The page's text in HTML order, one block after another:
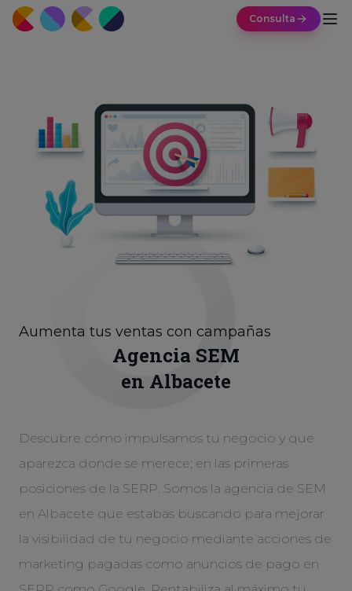
Consulta
Aumenta tus ventas con campañas
Agencia SEM
en Albacete
Descubre cómo impulsamos tu negocio y que
aparezca donde se merece; en las primeras
posiciones de la SERP. Somos la agencia de SEM
en Albacete que estabas buscando para mejorar
la visibilidad de tu negocio mediante acciones de
marketing pagadas como anuncios de pago en